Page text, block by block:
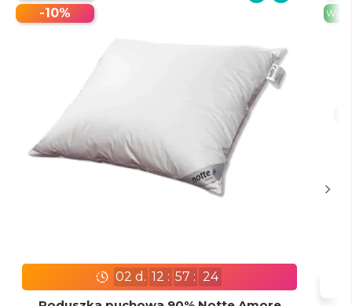
02 d. 12 : 57 : 22
-10%